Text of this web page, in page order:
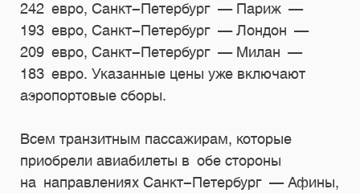
242 евро, Санкт-Петербург — Париж —
193 евро, Санкт-Петербург — Лондон —
209 евро, Санкт-Петербург — Милан —
183 евро. Указанные цены уже включают
аэропортовые сборы.
Всем транзитным пассажирам, которые
приобрели авиабилеты в обе стороны
на направлениях Санкт-Петербург — Афины,